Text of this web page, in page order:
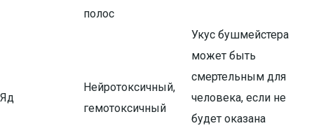
полос
Яд
Нейротоксичный,
гемотоксичный
Укус бушмейстера
может быть
смертельным для
человека, если не
будет оказана